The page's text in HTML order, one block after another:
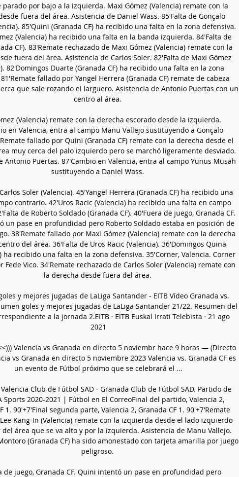
parado por bajo a la izquierda. Maxi Gómez (Valencia) remate con la
fuera del área. Asistencia de Daniel Wass. 85'Falta de Gonçalo
85'Quini (Granada CF) ha recibido una falta en la zona defensiva.
(Valencia) ha recibido una falta en la banda izquierda. 84'Falta de
CF). 83'Remate rechazado de Maxi Gómez (Valencia) remate con la
fuera del área. Asistencia de Carlos Soler. 82'Falta de Maxi Gómez
82'Domingos Duarte (Granada CF) ha recibido una falta en la zona
fallado por Yangel Herrera (Granada CF) remate de cabeza
que sale rozando el larguero. Asistencia de Antonio Puertas con un
centro al área.
(Valencia) remate con la derecha escorado desde la izquierda.
en Valencia, entra al campo Manu Vallejo sustituyendo a Gonçalo
fallado por Quini (Granada CF) remate con la derecha desde el
muy cerca del palo izquierdo pero se marchó ligeramente desviado.
Antonio Puertas. 87'Cambio en Valencia, entra al campo Yunus Musah
sustituyendo a Daniel Wass.
Soler (Valencia). 45'Yangel Herrera (Granada CF) ha recibido una
contrario. 42'Uros Racic (Valencia) ha recibido una falta en campo
de Roberto Soldado (Granada CF). 40'Fuera de juego, Granada CF.
un pase en profundidad pero Roberto Soldado estaba en posición de
38'Remate fallado por Maxi Gómez (Valencia) remate con la derecha
del área. 36'Falta de Uros Racic (Valencia). 36'Domingos Quina
ha recibido una falta en la zona defensiva. 35'Corner, Valencia. Corner
Fede Vico. 34'Remate rechazado de Carlos Soler (Valencia) remate con
la derecha desde fuera del área.
y mejores jugadas de LaLiga Santander - EITB Vídeo Granada vs.
goles y mejores jugadas de LaLiga Santander 21/22. Resumen del
a la jornada 2.EITB · EITB Euskal Irrati Telebista · 21 ago
2021
Valencia vs Granada en directo 5 noviembr hace 9 horas — (Directo
vs Granada en directo 5 noviembre 2023 Valencia vs. Granada CF es
un evento de Fútbol próximo que se celebrará el ...
Club de Fútbol SAD - Granada Club de Fútbol SAD. Partido de
Sports 2020-2021 | Fútbol en El CorreoFinal del partido, Valencia 2,
1. 90'+7'Final segunda parte, Valencia 2, Granada CF 1. 90'+7'Remate
Kang-In (Valencia) remate con la izquierda desde el lado izquierdo
área que se va alto y por la izquierda. Asistencia de Manu Vallejo.
(Granada CF) ha sido amonestado con tarjeta amarilla por juego
peligroso.
de juego, Granada CF. Quini intentó un pase en profundidad pero